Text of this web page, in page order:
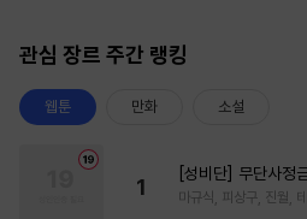
관심 장르 주간 랭킹
웹툰 만화 소설
1
[성비단] 무단사정
마규식, 피상구, 진월,